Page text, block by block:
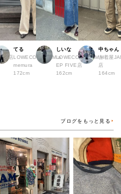
台店
てる
LOWECO by JAM a
memura
172cm
しいな
LOWECO by JAM H
EP FIVE店
162cm
中ちゃん
古着屋
店
164cm
ブログをもっと見る